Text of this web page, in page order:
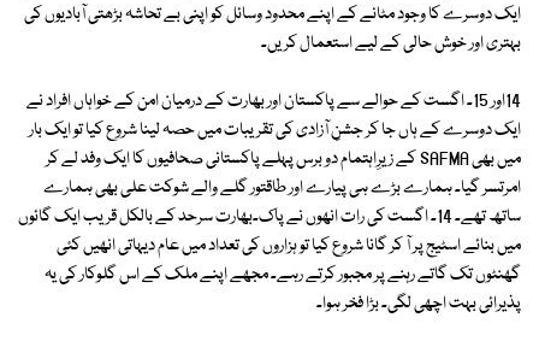
ایک دوسرے کا وجود مٹانے کے اپنے محدود وسائل کو اپنی بے تحاشہ بڑھتی آبادیوں کی
بہتری اور خوش حالی کے لیے استعمال کریں۔
14اور 15۔ اگست کے حوالے سے پاکستان اور بھارت کے درمیان امن کے خواہاں افراد نے
ایک دوسرے کے ہاں جا کر جشنِ آزادی کی تقریبات میں حصہ لینا شروع کیا تو ایک بار
میں بھی SAFMA کے زیرِاہتمام دو برس پہلے پاکستانی صحافیوں کا ایک وفد لے کر
امرتسر گیا۔ ہمارے بڑے ہی پیارے اور طاقتور گلے والے شوکت علی بھی ہمارے
ساتھ تھے۔ 14۔ اگست کی رات انھوں نے پاک۔بھارت سرحد کے بالکل قریب ایک گائوں
میں بنائے اسٹیج پر آ کر گانا شروع کیا تو ہزاروں کی تعداد میں عام دیہاتی انھیں کئی
گھنٹوں تک گاتے رہنے پر مجبور کرتے رہے۔ مجھے اپنے ملک کے اس گلوکار کی یہ
پذیرائی بہت اچھی لگی۔ بڑا فخر ہوا۔